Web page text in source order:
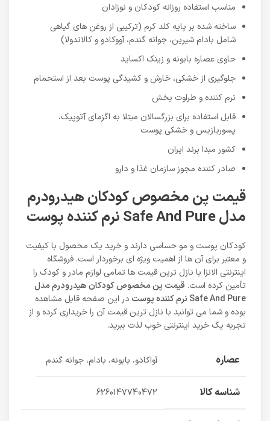
مناسب استفاده روزانه کودکان و نوزادان
ساخته شده بر پایه کلد کرم (ترکیبی از روغن های گیاهی
شامل بادام شیرین، جوانه گندم، آووکادو و کالاندولا)
حاوی عصاره‌ بابونه و زینک اکساید
جلوگیری از خشکی، خارش و کشیدگی پوست بعد از استحمام
نرم کننده و طراوت بخش
قابل استفاده برای بزرگسالان مبتلا به اگزمای آتوپیک،
پسوریازیس و خشکی پوست
کشور مبدا برند ایران
صادر کننده مجوز سازمان غذا و دارو
قیمت پن مخصوص کودکان هیدرودرم
مدل Safe And Pure نرم کننده پوست
کودکان پوست و مو حساسی دارند و خرید یک محصول با کیفیت
و معتبر برای آن ها از اهمیت ویژه ای برخوردار است. فروشگاه
اینترنتی الانزا با نازل ترین قیمت ها تمامی لوازم مادر و کودک را
تأمین کرده است. قیمت پن مخصوص کودکان هیدرودرم مدل
Safe And Pure نرم کننده پوست
در این صفحه قابل مشاهده
بوده و شما می توانید با نازل ترین قیمت آن را خریداری کرده و از
تجربه یک خرید اینترنتی خوب لذت ببرید.
عصاره آواکادو، بابونه، بادام، جوانه گندم
شناسه کالا 6260147740472